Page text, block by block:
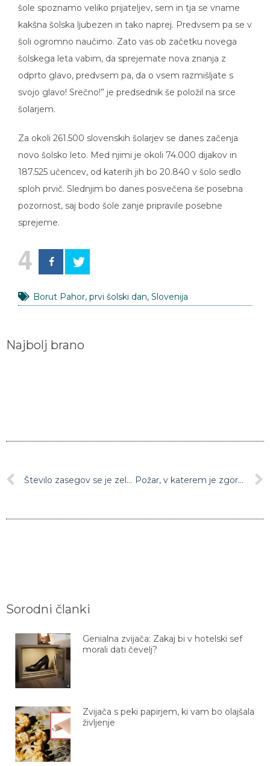
šole spoznamo veliko prijateljev, sem in tja se vname
kakšna šolska ljubezen in tako naprej. Predvsem pa se v
šoli ogromno naučimo. Zato vas ob začetku novega
šolskega leta vabim, da sprejemate nova znanja z
odprto glavo, predvsem pa, da o vsem razmišljate s
svojo glavo! Srečno!” je predsednik še položil na srce
šolarjem.
Za okoli 261.500 slovenskih šolarjev se danes začenja
novo šolsko leto. Med njimi je okoli 74.000 dijakov in
187.525 učencev, od katerih jih bo 20.840 v šolo sedlo
sploh prvič. Slednjim bo danes posvečena še posebna
pozornost, saj bodo šole zanje pripravile posebne
sprejeme.
4
Borut Pahor, prvi šolski dan, Slovenija
Najbolj brano
Število zasegov se je zelo povečalo: policija je lani zasegla več kot štiri tisoč vozil Požar, v katerem je zgorelo 300 ton peletov, viličarja in tovornjaka, je bil podtaknjen
Sorodni članki
Genialna zvijača: Zakaj bi v hotelski sef
morali dati čevelj?
Zvijača s peki papirjem, ki vam bo olajšala
življenje